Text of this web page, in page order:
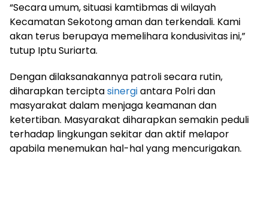
“Secara umum, situasi kamtibmas di wilayah
Kecamatan Sekotong aman dan terkendali. Kami
akan terus berupaya memelihara kondusivitas ini,”
tutup Iptu Suriarta.
Dengan dilaksanakannya patroli secara rutin,
diharapkan terciptasinergiantara Polri dan
masyarakat dalam menjaga keamanan dan
ketertiban. Masyarakat diharapkan semakin peduli
terhadap lingkungan sekitar dan aktif melapor
apabila menemukan hal-hal yang mencurigakan.